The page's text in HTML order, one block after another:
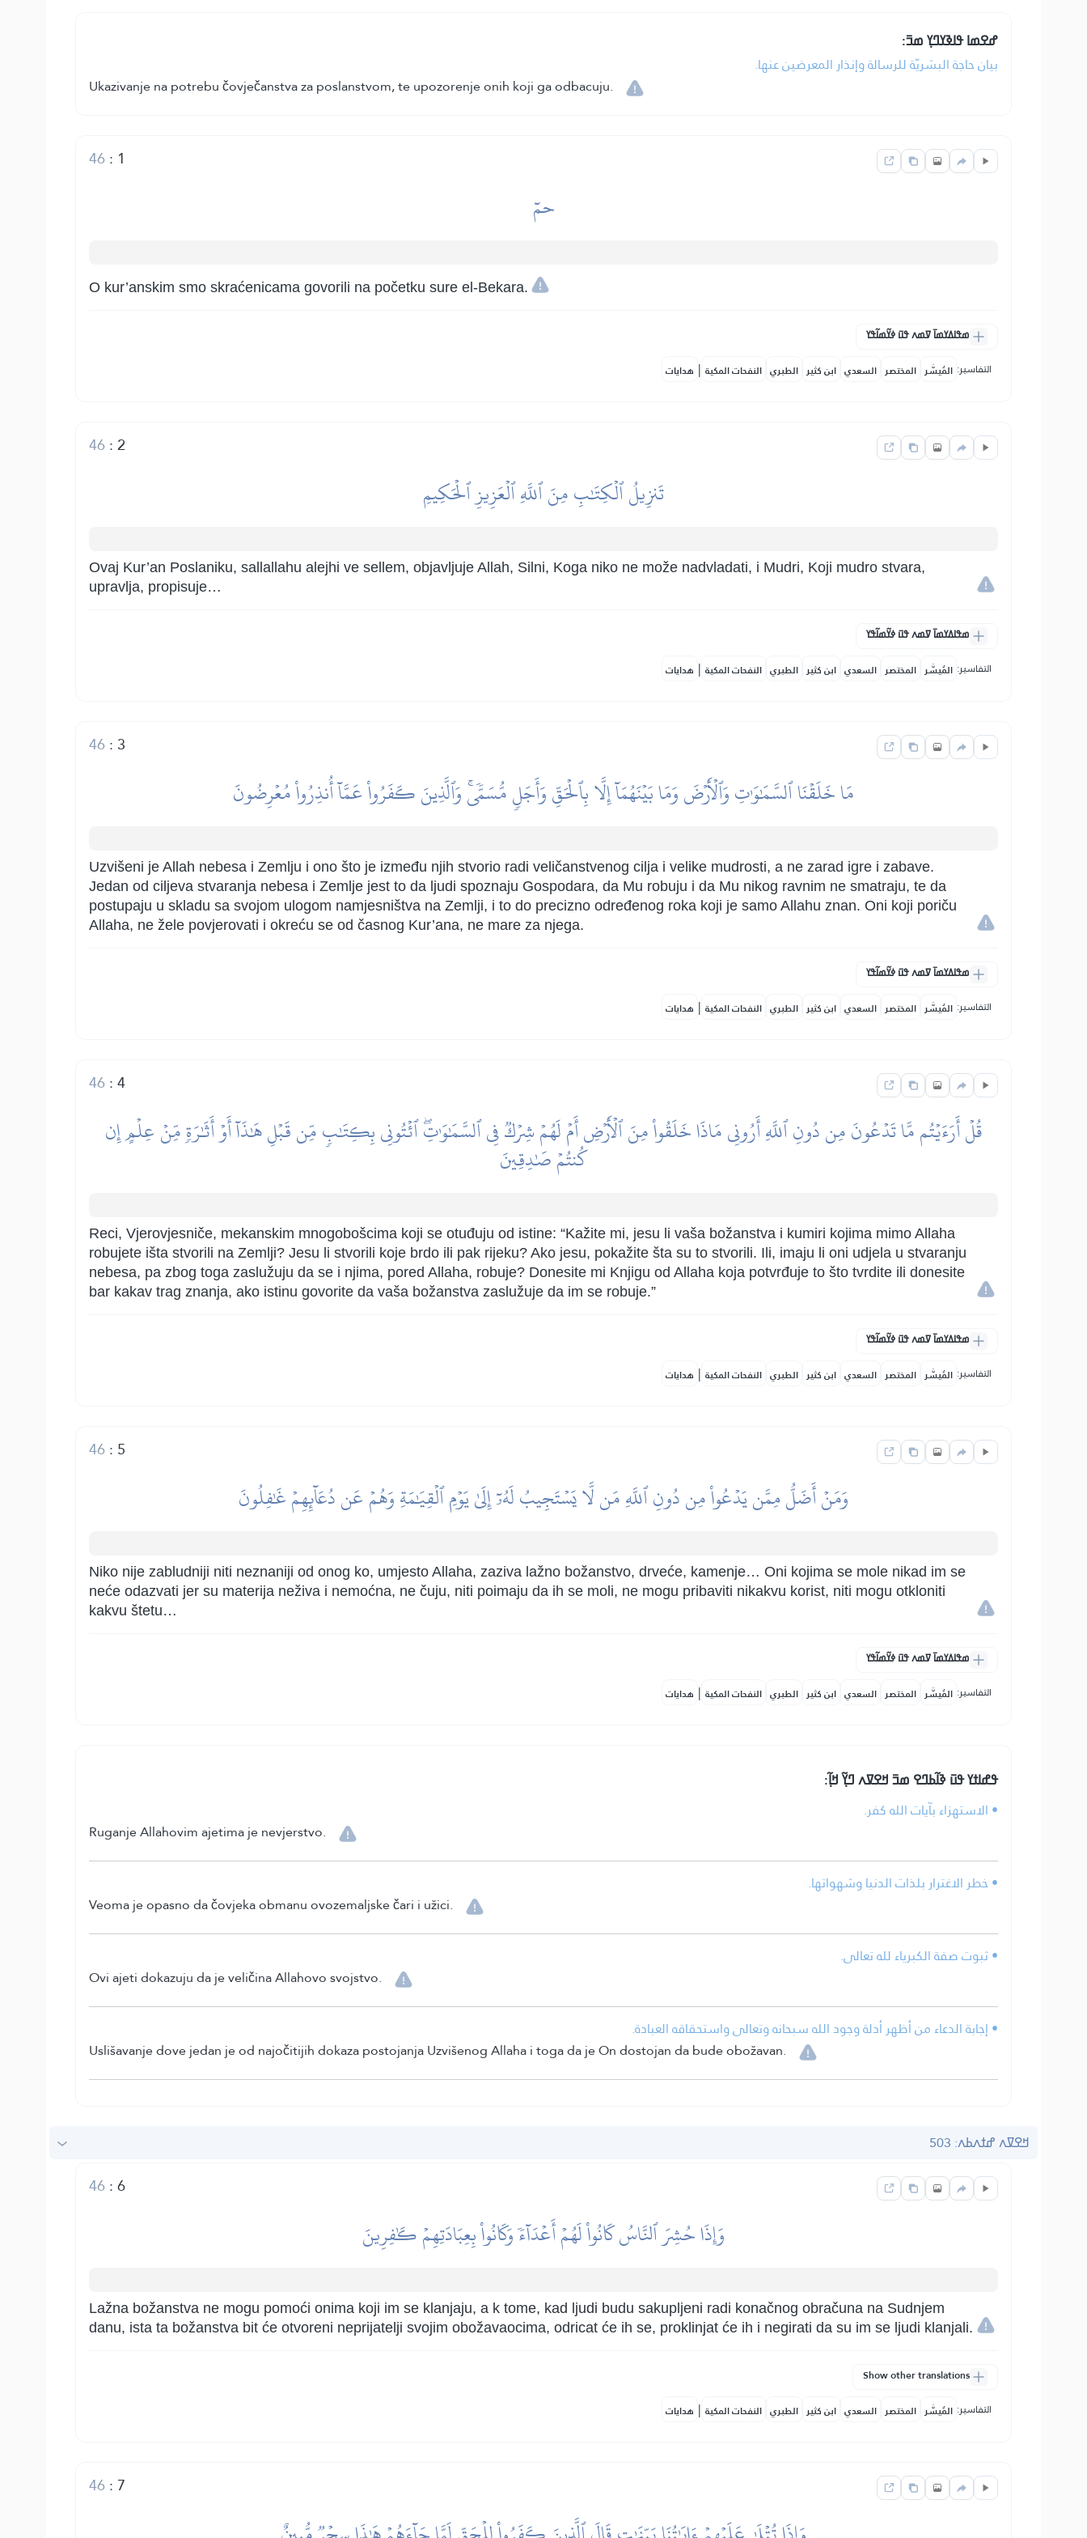
ߝߐߘߊ ߟߊߢߌߣߌ߲ ߘߏ߫:
بيان حاجة البشريّة للرسالة وإنذار المعرضين عنها.
Ukazivanje na potrebu čovječanstva za poslanstvom, te upozorenje onih koji ga odbacuju.
1
:
46
حمٓ
O kur’anskim smo skraćenicama govorili na početku sure el-Bekara.
ߘߟߊߡߌߘߊ߫ ߜߘߍ ߟߎ߫ ߦߌ߬ߘߊ߬ߟߌ
التفاسير: المُيسَّر المختصر السعدي ابن كثير الطبري النفحات المكية | هدايات
2
:
46
تَنزِيلُ ٱلۡكِتَٰبِ مِنَ ٱللَّهِ ٱلۡعَزِيزِ ٱلۡحَكِيمِ
Ovaj Kur’an Poslaniku, sallallahu alejhi ve sellem, objavljuje Allah, Silni, Koga niko ne može nadvladati, i Mudri, Koji mudro stvara,
upravlja, propisuje…
ߘߟߊߡߌߘߊ߫ ߜߘߍ ߟߎ߫ ߦߌ߬ߘߊ߬ߟߌ
التفاسير: المُيسَّر المختصر السعدي ابن كثير الطبري النفحات المكية | هدايات
3
:
46
مَا خَلَقۡنَا ٱلسَّمَٰوَٰتِ وَٱلۡأَرۡضَ وَمَا بَيۡنَهُمَآ إِلَّا بِٱلۡحَقِّ وَأَجَلٖ مُّسَمّٗىۚ وَٱلَّذِينَ كَفَرُواْ عَمَّآ أُنذِرُواْ مُعۡرِضُونَ
Uzvišeni je Allah nebesa i Zemlju i ono što je između njih stvorio radi veličanstvenog cilja i velike mudrosti, a ne zarad igre i zabave.
Jedan od ciljeva stvaranja nebesa i Zemlje jest to da ljudi spoznaju Gospodara, da Mu robuju i da Mu nikog ravnim ne smatraju, te da
postupaju u skladu sa svojom ulogom namjesništva na Zemlji, i to do precizno određenog roka koji je samo Allahu znan. Oni koji poriču
Allaha, ne žele povjerovati i okreću se od časnog Kur’ana, ne mare za njega.
ߘߟߊߡߌߘߊ߫ ߜߘߍ ߟߎ߫ ߦߌ߬ߘߊ߬ߟߌ
التفاسير: المُيسَّر المختصر السعدي ابن كثير الطبري النفحات المكية | هدايات
4
:
46
قُلۡ أَرَءَيۡتُم مَّا تَدۡعُونَ مِن دُونِ ٱللَّهِ أَرُونِي مَاذَا خَلَقُواْ مِنَ ٱلۡأَرۡضِ أَمۡ لَهُمۡ شِرۡكٞ فِي ٱلسَّمَٰوَٰتِۖ ٱئۡتُونِي بِكِتَٰبٖ مِّن قَبۡلِ هَٰذَآ أَوۡ أَثَٰرَةٖ مِّنۡ عِلۡمٍ إِن
كُنتُمۡ صَٰدِقِينَ
Reci, Vjerovjesniče, mekanskim mnogobošcima koji se otuđuju od istine: “Kažite mi, jesu li vaša božanstva i kumiri kojima mimo Allaha
robujete išta stvorili na Zemlji? Jesu li stvorili koje brdo ili pak rijeku? Ako jesu, pokažite šta su to stvorili. Ili, imaju li oni udjela u stvaranju
nebesa, pa zbog toga zaslužuju da se i njima, pored Allaha, robuje? Donesite mi Knjigu od Allaha koja potvrđuje to što tvrdite ili donesite
bar kakav trag znanja, ako istinu govorite da vaša božanstva zaslužuje da im se robuje.”
ߘߟߊߡߌߘߊ߫ ߜߘߍ ߟߎ߫ ߦߌ߬ߘߊ߬ߟߌ
التفاسير: المُيسَّر المختصر السعدي ابن كثير الطبري النفحات المكية | هدايات
5
:
46
وَمَنۡ أَضَلُّ مِمَّن يَدۡعُواْ مِن دُونِ ٱللَّهِ مَن لَّا يَسۡتَجِيبُ لَهُۥٓ إِلَىٰ يَوۡمِ ٱلۡقِيَٰمَةِ وَهُمۡ عَن دُعَآئِهِمۡ غَٰفِلُونَ
Niko nije zabludniji niti neznaniji od onog ko, umjesto Allaha, zaziva lažno božanstvo, drveće, kamenje… Oni kojima se mole nikad im se
neće odazvati jer su materija neživa i nemoćna, ne čuju, niti poimaju da ih se moli, ne mogu pribaviti nikakvu korist, niti mogu otkloniti
kakvu štetu…
ߘߟߊߡߌߘߊ߫ ߜߘߍ ߟߎ߫ ߦߌ߬ߘߊ߬ߟߌ
التفاسير: المُيسَّر المختصر السعدي ابن كثير الطبري النفحات المكية | هدايات
ߟߝߊߙߌ ߟߎ߫ ߢߊ߬ߕߣߐ ߘߏ߫ ߞߐߜߍ ߣߌ߲߬ ߞߊ߲߬:
• الاستهزاء بآيات الله كفر.
Ruganje Allahovim ajetima je nevjerstvo.
• خطر الاغترار بلذات الدنيا وشهواتها.
Veoma je opasno da čovjeka obmanu ovozemaljske čari i užici.
• ثبوت صفة الكبرياء لله تعالى.
Ovi ajeti dokazuju da je veličina Allahovo svojstvo.
• إجابة الدعاء من أظهر أدلة وجود الله سبحانه وتعالى واستحقاقه العبادة.
Uslišavanje dove jedan je od najočitijih dokaza postojanja Uzvišenog Allaha i toga da je On dostojan da bude obožavan.
ߞߐߜߍ ߝߙߍߕߍ: 503
6
:
46
وَإِذَا حُشِرَ ٱلنَّاسُ كَانُواْ لَهُمۡ أَعۡدَآءٗ وَكَانُواْ بِعِبَادَتِهِمۡ كَٰفِرِينَ
Lažna božanstva ne mogu pomoći onima koji im se klanjaju, a k tome, kad ljudi budu sakupljeni radi konačnog obračuna na Sudnjem
danu, ista ta božanstva bit će otvoreni neprijatelji svojim obožavaocima, odricat će ih se, proklinjat će ih i negirati da su im se ljudi klanjali.
Show other translations
التفاسير: المُيسَّر المختصر السعدي ابن كثير الطبري النفحات المكية | هدايات
7
:
46